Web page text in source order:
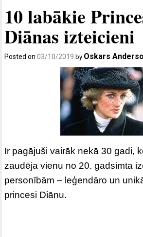
10 labākie
Diānas izteicieni
Posted on03/10/2019 by Oskars
Ir pagājuši vairāk nekā 30 gadi,
zaudēja vienu no 20. gadsimta
personībām – leģendāro un
princesi Diānu.